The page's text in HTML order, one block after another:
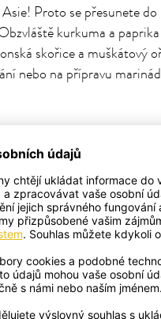
Proto se přesunete do
kurkuma a
skořice a muškátový
nebo na přípravu
mistra Wonga
podtrhne
skrývá směs skořice,
nuda! Nasládlou
poloostrově.
Tabouleh
čerstvé máty, petržele,
Tabouleh, ale také
chuť koření ještě